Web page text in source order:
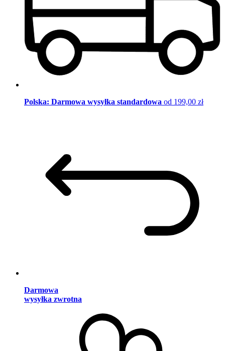
Polska: Darmowa wysyłka standardowa od 199,00 zł
Darmowa
wysyłka zwrotna